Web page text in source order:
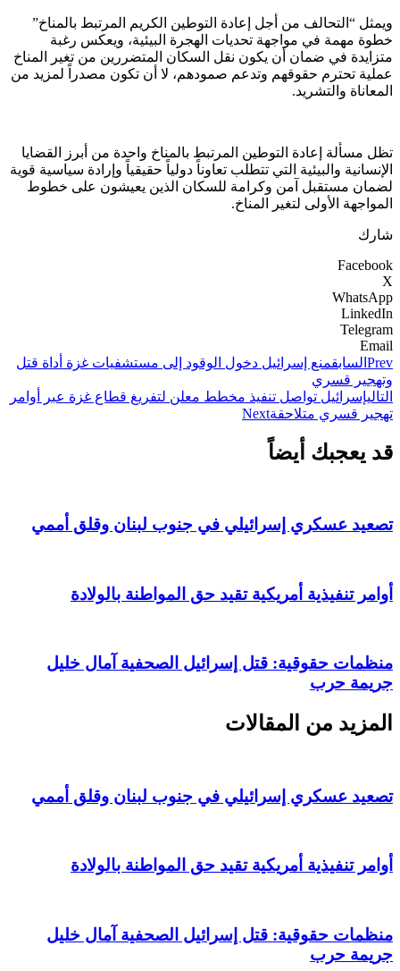
ويمثل “التحالف من أجل إعادة التوطين الكريم المرتبط بالمناخ”
خطوة مهمة في مواجهة تحديات الهجرة البيئية، ويعكس رغبة
متزايدة في ضمان أن يكون نقل السكان المتضررين من تغير المناخ
عملية تحترم حقوقهم وتدعم صمودهم، لا أن تكون مصدراً لمزيد من
المعاناة والتشريد.
تظل مسألة إعادة التوطين المرتبط بالمناخ واحدة من أبرز القضايا
الإنسانية والبيئية التي تتطلب تعاوناً دولياً حقيقياً وإرادة سياسية قوية
لضمان مستقبل آمن وكرامة للسكان الذين يعيشون على خطوط
المواجهة الأولى لتغير المناخ.
شارك
Facebook
X
WhatsApp
LinkedIn
Telegram
Email
Prev السابقمنع إسرائيل دخول الوقود إلى مستشفيات غزة أداة قتل
وتهجير قسري
التاليإسرائيل تواصل تنفيذ مخطط معلن لتفريغ قطاع غزة عبر أوامر
تهجير قسري متلاحقةNext
قد يعجبك أيضاً
تصعيد عسكري إسرائيلي في جنوب لبنان وقلق أممي
أوامر تنفيذية أمريكية تقيد حق المواطنة بالولادة
منظمات حقوقية: قتل إسرائيل الصحفية آمال خليل
جريمة حرب
المزيد من المقالات
تصعيد عسكري إسرائيلي في جنوب لبنان وقلق أممي
أوامر تنفيذية أمريكية تقيد حق المواطنة بالولادة
منظمات حقوقية: قتل إسرائيل الصحفية آمال خليل
جريمة حرب